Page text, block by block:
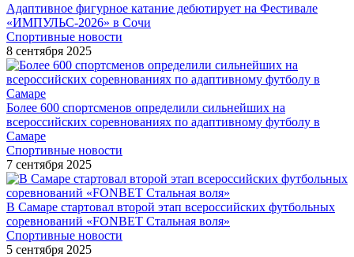
Адаптивное фигурное катание дебютирует на Фестивале
«ИМПУЛЬС-2026» в Сочи
Спортивные новости
8 сентября 2025
Более 600 спортсменов определили сильнейших на
всероссийских соревнованиях по адаптивному футболу в
Самаре
Спортивные новости
7 сентября 2025
В Самаре стартовал второй этап всероссийских футбольных
соревнований «FONBET Стальная воля»
Спортивные новости
5 сентября 2025